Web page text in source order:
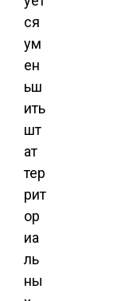
ся
ум
ен
ьш
ить
шт
ат
тер
рит
ор
иа
ль
ны